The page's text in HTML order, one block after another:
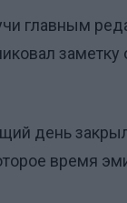
главным
заметку
день
время